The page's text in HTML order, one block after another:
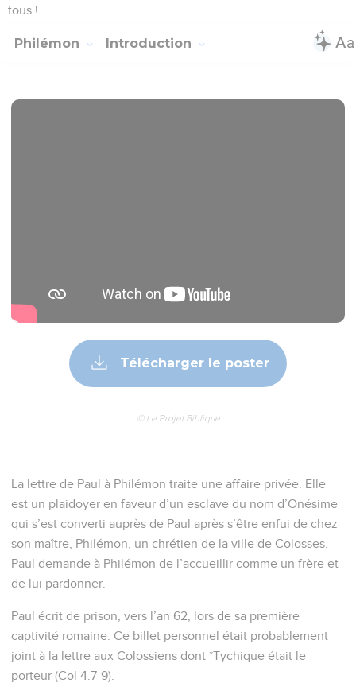
tous !
Philémon Introduction
Télécharger le poster
© Le Projet Biblique
La lettre de Paul à Philémon traite une affaire privée. Elle
est un plaidoyer en faveur d’un esclave du nom d’Onésime
qui s’est converti auprès de Paul après s’être enfui de chez
son maître, Philémon, un chrétien de la ville de Colosses.
Paul demande à Philémon de l’accueillir comme un frère et
de lui pardonner.
Paul écrit de prison, vers l’an 62, lors de sa première
captivité romaine. Ce billet personnel était probablement
joint à la lettre aux Colossiens dont *Tychique était le
porteur (Col 4.7-9).